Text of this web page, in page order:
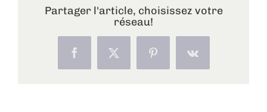
Partager l'article, choisissez votre
réseau!
FacebookX PinterestVk